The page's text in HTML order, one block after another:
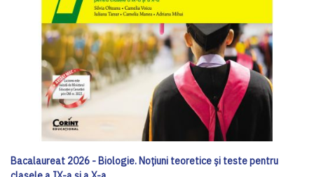
Bacalaureat 2026 - Biologie. Noțiuni teoretice și teste pentru